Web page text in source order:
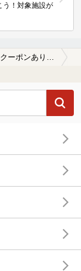
う！対象施設が
【クーポンあり】深夜営業している井土ヶ谷駅近くの温泉、日帰り温泉、スーパー銭湯おすすめ